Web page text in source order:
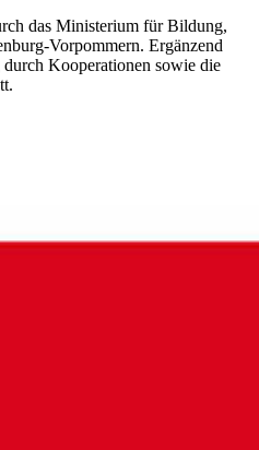
das Ministerium für Bildung,
Vorpommern. Ergänzend
Kooperationen sowie die